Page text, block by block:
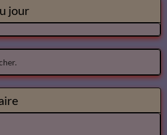
jour